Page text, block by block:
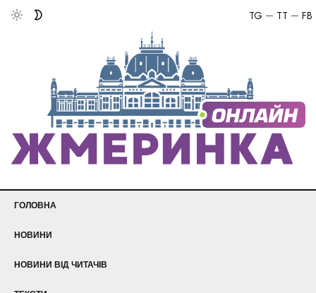
FB
TT
TG
ГОЛОВНА
НОВИНИ
НОВИНИ ВІД ЧИТАЧІВ